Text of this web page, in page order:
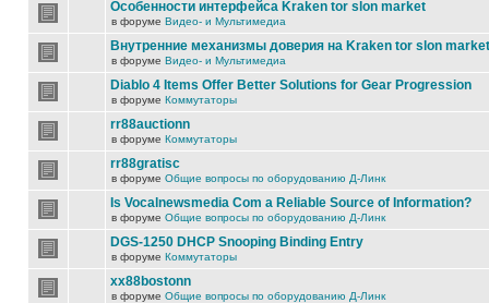
Особенности интерфейса Kraken tor slon market
в форуме Видео- и Мультимедиа
Внутренние механизмы доверия на Kraken tor slon market
в форуме Видео- и Мультимедиа
Diablo 4 Items Offer Better Solutions for Gear Progression
в форуме Коммутаторы
rr88auctionn
в форуме Коммутаторы
rr88gratisc
в форуме Общие вопросы по оборудованию Д-Линк
Is Vocalnewsmedia Com a Reliable Source of Information?
в форуме Общие вопросы по оборудованию Д-Линк
DGS-1250 DHCP Snooping Binding Entry
в форуме Коммутаторы
xx88bostonn
в форуме Общие вопросы по оборудованию Д-Линк